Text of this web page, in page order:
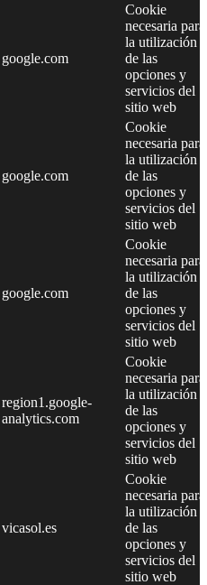
google.com
Cookie
necesaria para
la utilización
de las
opciones y
servicios del
sitio web
google.com
Cookie
necesaria para
la utilización
de las
opciones y
servicios del
sitio web
google.com
Cookie
necesaria para
la utilización
de las
opciones y
servicios del
sitio web
region1.google-
analytics.com
Cookie
necesaria para
la utilización
de las
opciones y
servicios del
sitio web
vicasol.es
Cookie
necesaria para
la utilización
de las
opciones y
servicios del
sitio web